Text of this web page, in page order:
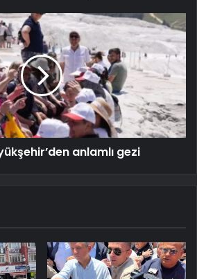
anlamlı gezi